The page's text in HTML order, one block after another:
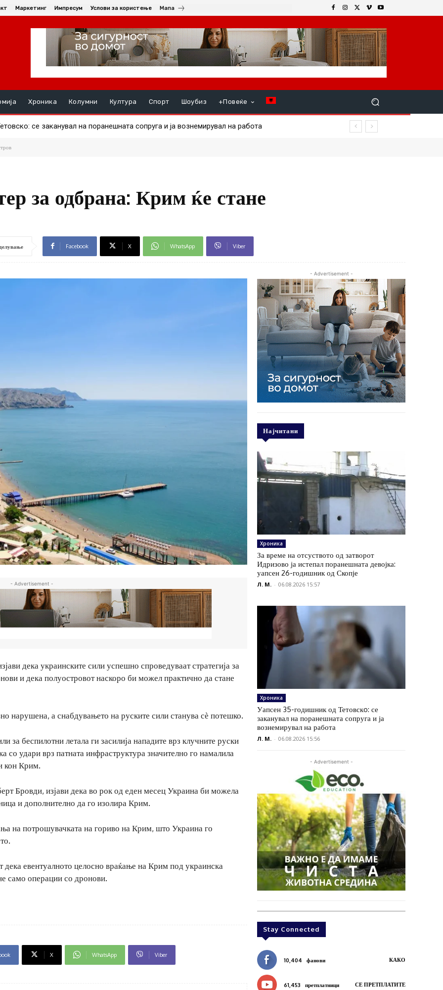
Маркетинг Импресум Услови за користење Мапа
Хроника Колумни Култура Спорт Шоубиз +Повеќе
се заканувал на поранешната сопруга и ја вознемирувал на работа
од Берово во судир меѓу мотоцикл „хамачи“ и „бмв“
за одбрана: Крим ќе стане
Facebook X WhatsApp Viber
- Advertisement -
дека украинските сили успешно спроведуваат стратегија за
и дека полуостровот наскоро би можел практично да стане
нарушена, а снабдувањето на руските сили станува сѐ потешко.
за беспилотни летала ги засилија нападите врз клучните руски
со удари врз патната инфраструктура значително го намалила
кон Крим.
Бровди, изјави дека во рок од еден месец Украина би можела
и дополнително да го изолира Крим.
на потрошувачката на гориво на Крим, што Украина го
дека евентуалното целосно враќање на Крим под украинска
само операции со дронови.
X WhatsApp Viber
- Advertisement -
Најчитани
Хроника
За време на отсуството од затворот
Идризово ја истепал поранешната девојка:
уапсен 26-годишник од Скопје
Л. М. - 06.08.2026 15:57
Хроника
Уапсен 35-годишник од Тетовскo: се
заканувал на поранешната сопруга и ја
вознемирувал на работа
Л. М. - 06.08.2026 15:56
- Advertisement -
Stay Connected
10,404 фанови КАКО
61,453 претплатници СЕ ПРЕТПЛАТИТЕ